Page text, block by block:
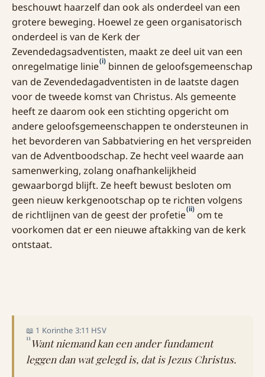
beschouwt haarzelf dan ook als onderdeel van een
grotere beweging. Hoewel ze geen organisatorisch
onderdeel is van de Kerk der
Zevendedagsadventisten, maakt ze deel uit van een
onregelmatige linie(i) binnen de geloofsgemeenschap
van de Zevendedagadventisten in de laatste dagen
voor de tweede komst van Christus. Als gemeente
heeft ze daarom ook een stichting opgericht om
andere geloofsgemeenschappen te ondersteunen in
het bevorderen van Sabbatviering en het verspreiden
van de Adventboodschap. Ze hecht veel waarde aan
samenwerking, zolang onafhankelijkheid
gewaarborgd blijft. Ze heeft bewust besloten om
geen nieuw kerkgenootschap op te richten volgens
de richtlijnen van de geest der profetie(ii) om te
voorkomen dat er een nieuwe aftakking van de kerk
ontstaat.
📖 1 Korinthe 3:11 HSV
11 Want niemand kan een ander fundament
leggen dan wat gelegd is, dat is Jezus Christus.